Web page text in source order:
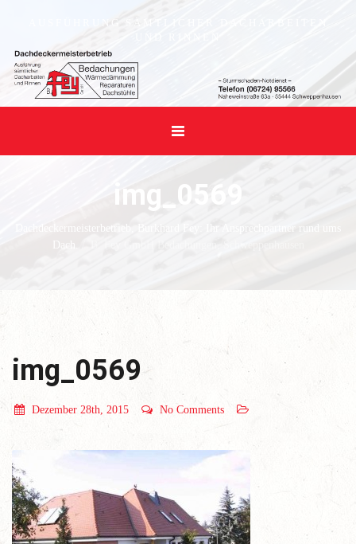
img_0569
Dachdeckermeisterbetrieb, Burkhard Fey: Ihr Ansprechpartner rund ums
Dach.
img_0569
Dezember 28th, 2015 No Comments